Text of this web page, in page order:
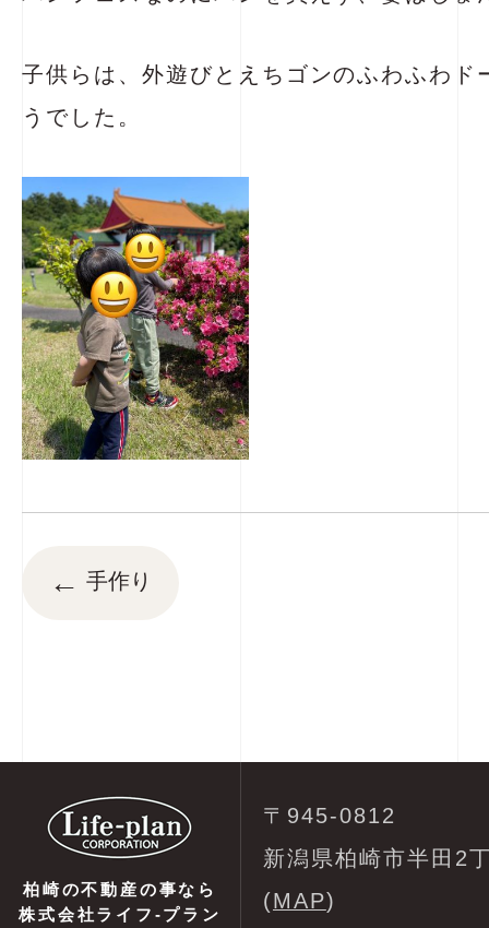
子供らは、外遊びとえちゴンのふわふわド
うでした。
← 手作り
柏崎の不動産の事なら
株式会社ライフ-プラン
〒945-0812
新潟県柏崎市半田2
(MAP)